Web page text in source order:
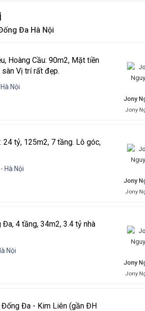
Đa Hà Nội
Hoàng Cầu: 90m2, Mặt tiền
sàn Vị trí rất đẹp.
Nội
Jony
Jony
7 tầng. Lô góc,
Hà Nội
Jony
Jony
Đa, 4 tầng, 34m2, 3.4 tỷ nhà
Nội
Jony
Jony
Đống Đa - Kim Liên (gần ĐH